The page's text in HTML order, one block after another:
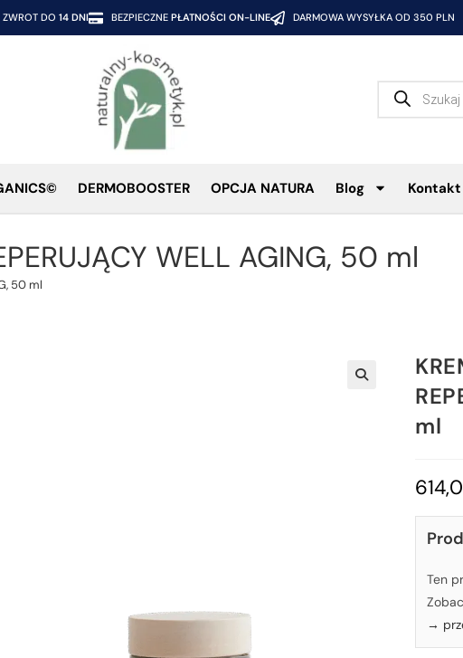
ZWROT DO 14 DNI BEZPIECZNE PŁATNOŚCI ON-LINE DARMOWA WYSYŁKA OD 350 PLN
DERMOBOOSTER OPCJA NATURA Blog Kontakt
WELL AGING, 50 ml
50 ml
ml
Ten
→